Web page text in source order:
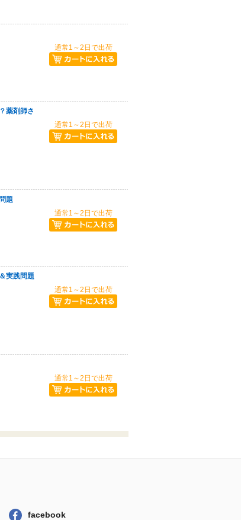
通常1～2日で出荷
薬剤師さ
通常1～2日で出荷
題
通常1～2日で出荷
実践問題
通常1～2日で出荷
通常1～2日で出荷
facebook